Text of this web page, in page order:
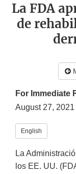
La FDA
de
For Immediate
August 27, 2021
English
La
los EE. UU.